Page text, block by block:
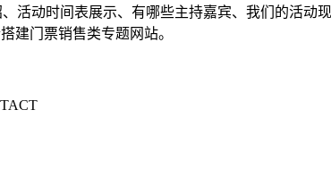
活动时间表展示、有哪些主持嘉宾、我们的活动
建门票销售类专题网站。